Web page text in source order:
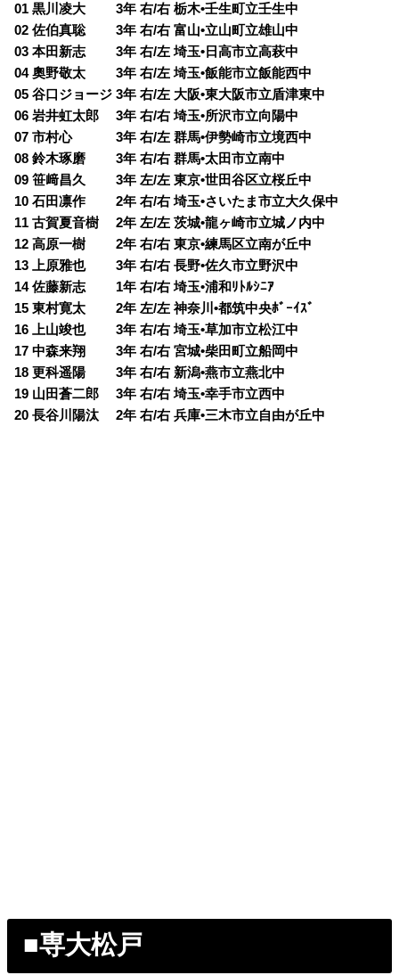
01 黒川凌大 3年 右/右 栃木•壬生町立壬生中
02 佐伯真聡 3年 右/右 富山•立山町立雄山中
03 本田新志 3年 右/左 埼玉•日高市立高萩中
04 奧野敬太 3年 右/左 埼玉•飯能市立飯能西中
05 谷口ジョージ 3年 右/左 大阪•東大阪市立盾津東中
06 岩井虹太郎 3年 右/右 埼玉•所沢市立向陽中
07 市村心 3年 右/左 群馬•伊勢崎市立境西中
08 鈴木琢磨 3年 右/右 群馬•太田市立南中
09 笹﨑昌久 3年 左/左 東京•世田谷区立桜丘中
10 石田凛作 2年 右/右 埼玉•さいたま市立大久保中
11 古賀夏音樹 2年 左/左 茨城•龍ヶ崎市立城ノ内中
12 高原一樹 2年 右/右 東京•練馬区立南が丘中
13 上原雅也 3年 右/右 長野•佐久市立野沢中
14 佐藤新志 1年 右/右 埼玉•浦和ﾘﾄﾙｼﾆｱ
15 東村寛太 2年 左/左 神奈川•都筑中央ﾎﾞｰｲｽﾞ
16 上山竣也 3年 右/右 埼玉•草加市立松江中
17 中森来翔 3年 右/右 宮城•柴田町立船岡中
18 更科遥陽 3年 右/右 新潟•燕市立燕北中
19 山田蒼二郎 3年 右/右 埼玉•幸手市立西中
20 長谷川陽汰 2年 右/右 兵庫•三木市立自由が丘中
■専大松戸